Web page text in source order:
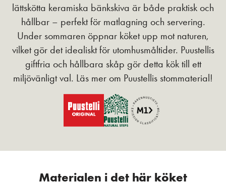
lättskötta keramiska bänkskiva är både praktisk och
hållbar – perfekt för matlagning och servering.
Under sommaren öppnar köket upp mot naturen,
vilket gör det idealiskt för utomhusmåltider. Puustellis
giftfria och hållbara skåp gör detta kök till ett
miljövänligt val. Läs mer om Puustellis stommaterial!
Materialen i det här köket